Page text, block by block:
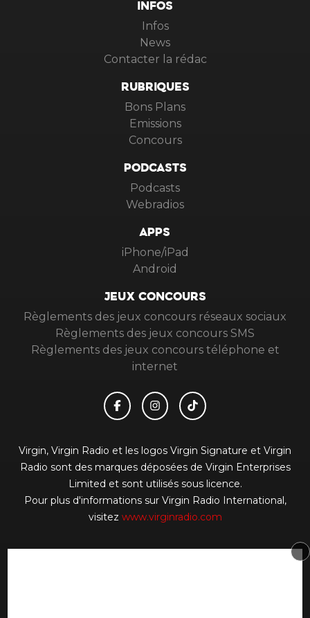
INFOS
Infos
News
Contacter la rédac
RUBRIQUES
Bons Plans
Emissions
Concours
PODCASTS
Podcasts
Webradios
APPS
iPhone/iPad
Android
JEUX CONCOURS
Règlements des jeux concours réseaux sociaux
Règlements des jeux concours SMS
Règlements des jeux concours téléphone et
internet
Virgin, Virgin Radio et les logos Virgin Signature et Virgin
Radio sont des marques déposées de Virgin Enterprises
Limited et sont utilisés sous licence.
Pour plus d'informations sur Virgin Radio International,
visitez www.virginradio.com